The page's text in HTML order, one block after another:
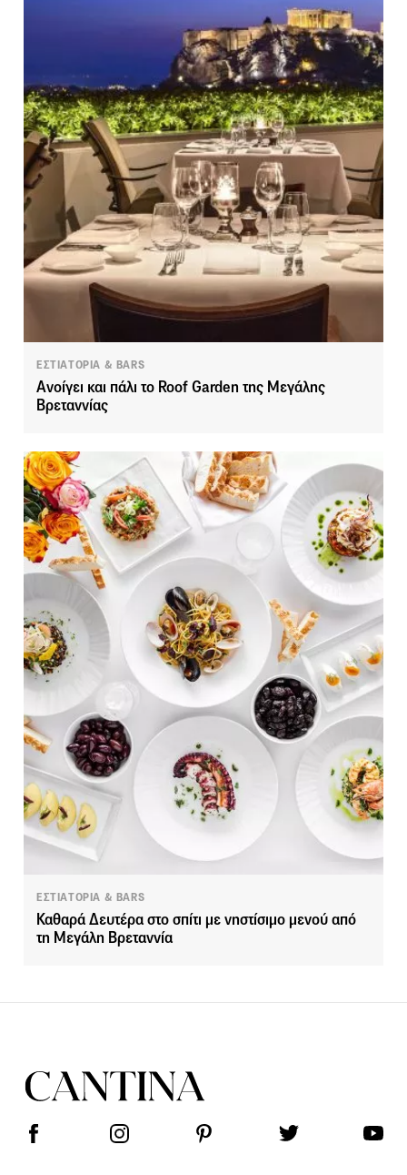
ΕΣΤΙΑΤΟΡΙΑ & BARS
Ανοίγει και πάλι το Roof Garden της Μεγάλης
Βρεταννίας
ΕΣΤΙΑΤΟΡΙΑ & BARS
Καθαρά Δευτέρα στο σπίτι με νηστίσιμο μενού από
τη Μεγάλη Βρεταννία